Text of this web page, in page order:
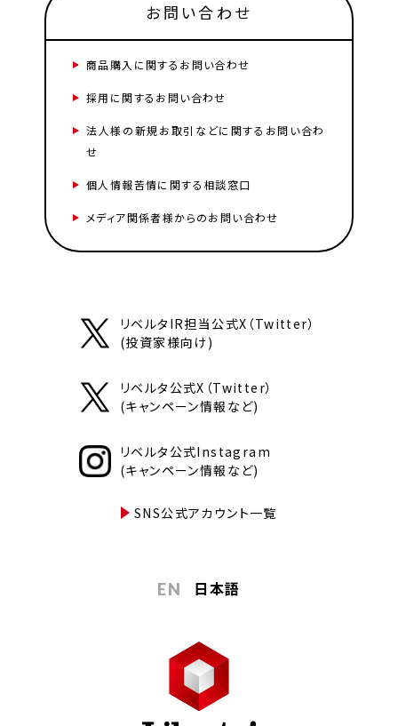
お問い合わせ
商品購入に関するお問い合わせ
採用に関するお問い合わせ
法人様の新規お取引などに関するお問い合わ
せ
個人情報苦情に関する相談窓口
メディア関係者様からのお問い合わせ
リベルタIR担当公式X（Twitter）
(投資家様向け)
リベルタ公式X（Twitter）
(キャンペーン情報など)
リベルタ公式Instagram
(キャンペーン情報など)
SNS公式アカウント一覧
EN 日本語